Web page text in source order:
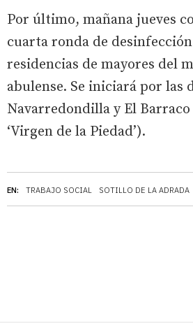
EN: TRABAJO SOCIAL SOTILLO DE LA ADRADA
Por último, mañana jueves
cuarta ronda de
residencias de mayores del
abulense. Se iniciará por las
Navarredondilla y El Barraco
‘Virgen de la Piedad’).